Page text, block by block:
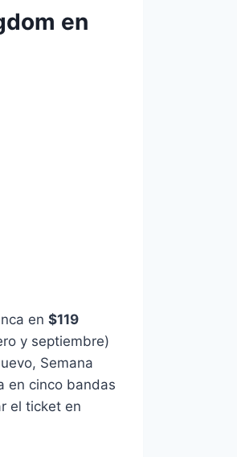
en
en $119
y septiembre)
Semana
en cinco bandas
el ticket en